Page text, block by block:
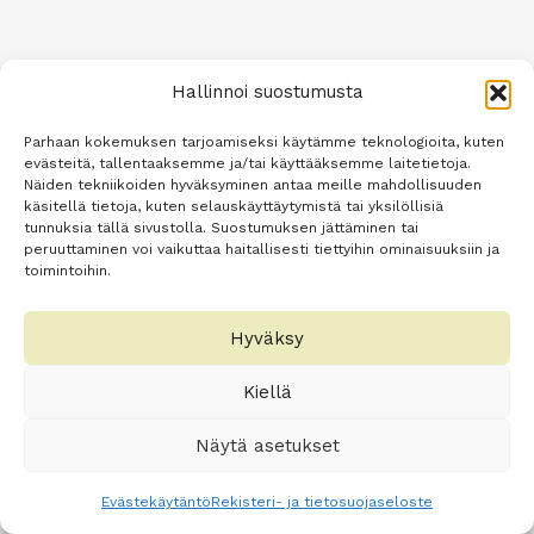
Hallinnoi suostumusta
Parhaan kokemuksen tarjoamiseksi käytämme teknologioita, kuten
evästeitä, tallentaaksemme ja/tai käyttääksemme laitetietoja.
Näiden tekniikoiden hyväksyminen antaa meille mahdollisuuden
käsitellä tietoja, kuten selauskäyttäytymistä tai yksilöllisiä
tunnuksia tällä sivustolla. Suostumuksen jättäminen tai
peruuttaminen voi vaikuttaa haitallisesti tiettyihin ominaisuuksiin ja
toimintoihin.
Hyväksy
Kiellä
Näytä asetukset
EvästekäytäntöRekisteri- ja tietosuojaseloste